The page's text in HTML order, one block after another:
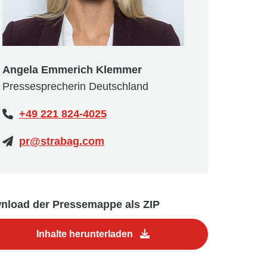
der Pressemappe als ZIP
Inhalte herunterladen
Angela Emmerich Klemmer
Pressesprecherin Deutschland
+49 221 824-4025
pr@strabag.com